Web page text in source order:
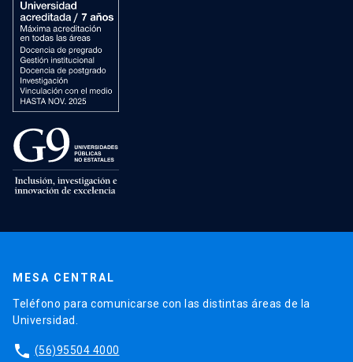
MESA CENTRAL
Teléfono para comunicarse con las distintas áreas de la
Universidad.
phone (56)95504 4000